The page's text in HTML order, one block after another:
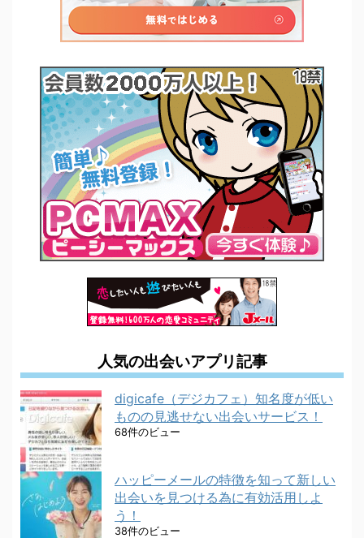
人気の出会いアプリ記事
digicafe（デジカフェ）知名度が低い
ものの見逃せない出会いサービス！
68件のビュー
ハッピーメールの特徴を知って新しい
出会いを見つける為に有効活用しよ
う！
38件のビュー